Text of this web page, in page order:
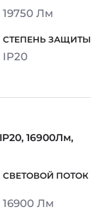
19750 Лм
IP20
16900Лм,
16900 Лм